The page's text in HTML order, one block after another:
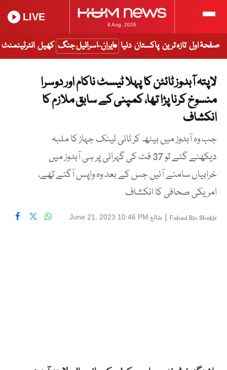
8 Aug, 2026
LIVE
صفحۂ اول تازہ ترین پاکستان دنیا ایران-اسرائیل جنگ کھیل انٹرٹینمنٹ
لاپتہ آبدوز ٹائٹن کا پہلا ٹیسٹ ناکام اور دوسرا
منسوخ کرنا پڑا تھا، کمپنی کے سابق ملازم کا
انکشاف
جب وہ آبدوز میں بیٹھ کر ٹائی ٹینک جہاز کا ملبہ
دیکھنے گئے تو 37 فٹ کی گہرائی پر ہی آبدوز میں
خرابیاں سامنے آئیں جس کے بعد وہ واپس آگئے تھے،
امریکی صحافی کا انکشاف
Fahad Bin Shakir
| شائع June 21, 2023 10:46 PM